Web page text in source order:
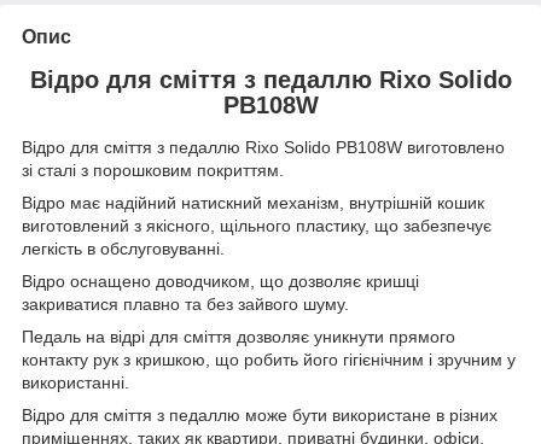
Опис
Відро для сміття з педаллю Rixo Solido
PB108W
Відро для сміття з педаллю Rixo Solido PB108W виготовлено
зі сталі з порошковим покриттям.
Відро має надійний натискний механізм, внутрішній кошик
виготовлений з якісного, щільного пластику, що забезпечує
легкість в обслуговуванні.
Відро оснащено доводчиком, що дозволяє кришці
закриватися плавно та без зайвого шуму.
Педаль на відрі для сміття дозволяє уникнути прямого
контакту рук з кришкою, що робить його гігієнічним і зручним у
використанні.
Відро для сміття з педаллю може бути використане в різних
приміщеннях, таких як квартири, приватні будинки, офіси,